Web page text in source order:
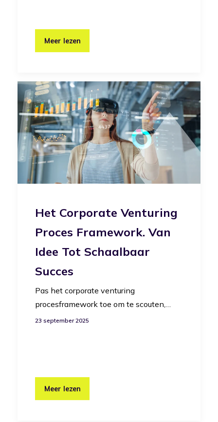
Meer lezen
Het Corporate Venturing
Proces Framework. Van
Idee Tot Schaalbaar
Succes
Pas het corporate venturing
procesframework toe om te scouten,…
23 september 2025
Meer lezen